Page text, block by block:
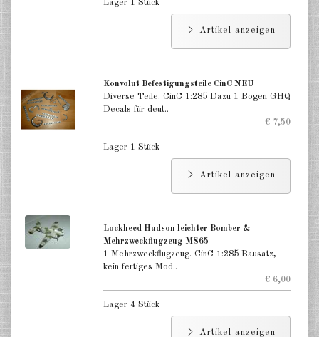
Lager 1 Stück
Artikel anzeigen
Konvolut Befestigungsteile CinC NEU
Diverse Teile. CinC 1:285 Dazu 1 Bogen GHQ
Decals für deut..
€ 7,50
Lager 1 Stück
Artikel anzeigen
Lockheed Hudson leichter Bomber &
Mehrzweckflugzeug MS65
1 Mehrzweckflugzeug. CinC 1:285 Bausatz,
kein fertiges Mod..
€ 6,00
Lager 4 Stück
Artikel anzeigen